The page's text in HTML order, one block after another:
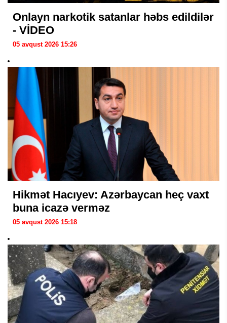
Onlayn narkotik satanlar həbs edildilər
- VİDEO
05 avqust 2026 15:26
Hikmət Hacıyev: Azərbaycan heç vaxt
buna icazə verməz
05 avqust 2026 15:18